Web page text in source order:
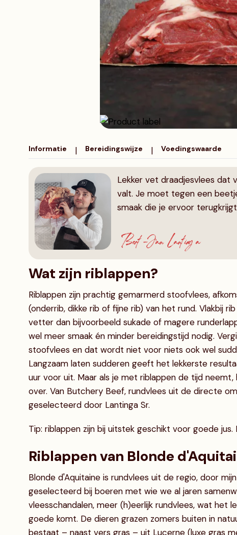
Varkenswangetjes
Informatie | Bereidingswijze | Voedingswaarde
Lekker vet draadjesvlees dat
valt. Je moet tegen een
smaak die je ervoor
Bert-Jan Lantinga
Wat zijn riblappen?
Riblappen zijn prachtig gemarmerd stoofvlees,
(onderrib, dikke rib of fijne rib) van het rund. Vlakbij
vetter dan bijvoorbeeld sukade of magere
wel meer smaak én minder bereidingstijd nodig.
stoofvlees en dat wordt niet voor niets ook wel
Langzaam laten sudderen geeft het lekkerste
uur voor uit. Maar als je met riblappen de tijd neemt,
over. Van Butchery Beef, rundvlees uit de directe
geselecteerd door Lantinga Sr.
Tip: riblappen zijn bij uitstek geschikt voor goede
Riblappen van Blonde
Blonde d'Aquitaine is rundvlees uit de regio, door
geselecteerd bij boeren met wie we al jaren
vleesschandalen, meer (h)eerlijk rundvlees, wat het
goede komt. De dieren grazen zomers buiten in
bestaat – naast vers gras – uit Lucerne (luxe gras